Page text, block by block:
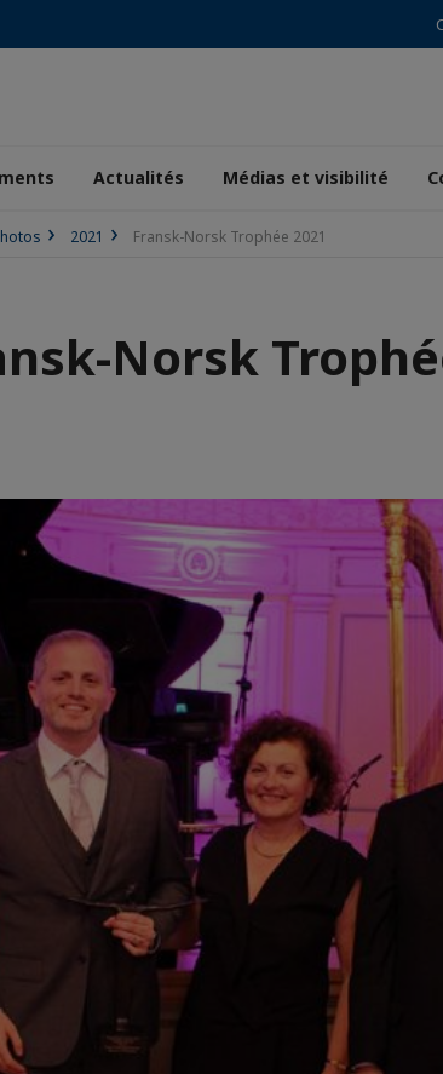
Actualités Médias et visibilité
2021 Fransk-Norsk Trophée 2021
Norsk